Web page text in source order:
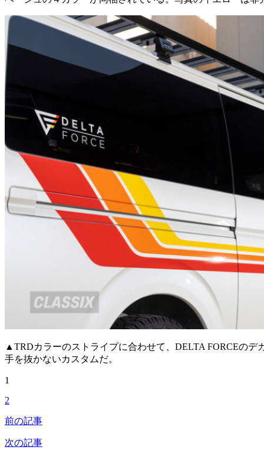
▲TRDカラーのストライプに合わせて、DELTA FORCEの
手を抜かないカスタムだ。
1
2
前の記事
次の記事